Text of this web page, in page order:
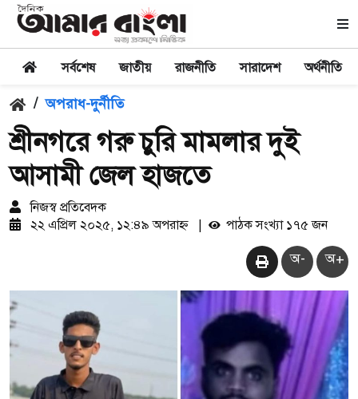
সর্বশেষ জাতীয় রাজনীতি সারাদেশ অর্থনীতি
/ অপরাধ-দুর্নীতি
শ্রীনগরে গরু চুরি মামলার দুই
আসামী জেল হাজতে
নিজস্ব প্রতিবেদক
২২ এপ্রিল ২০২৫, ১২:৪৯ অপরাহ্ন
পাঠক সংখ্যা ১৭৫ জন
অ- অ+